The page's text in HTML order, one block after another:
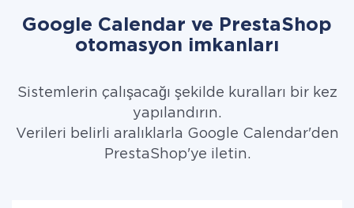
Google Calendar ve PrestaShop
otomasyon imkanları
Sistemlerin çalışacağı şekilde kuralları bir kez
yapılandırın.
Verileri belirli aralıklarla Google Calendar'den
PrestaShop'ye iletin.